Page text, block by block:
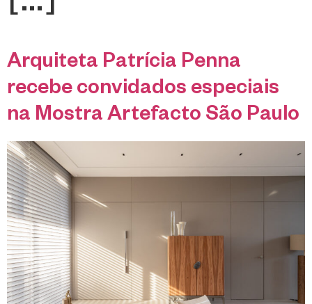
Arquiteta Patrícia Penna
recebe convidados especiais
na Mostra Artefacto São Paulo